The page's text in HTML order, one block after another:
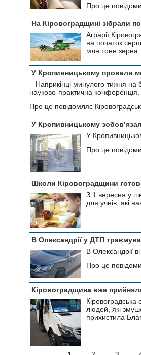
Про це
На Кіровоградщині зібрали
Аграрії
на початок
млн тонн
У Кропивницькому провели
Наприкінці минулого тижня на
науково-практична конференція.
Про це повідомляє
У Кропивницькому
У
Про це
Школи Кіровоградщини
З 1 вересня у
для учнів, які
В Олександрії у ДТП
В Олександрії
Про це
Кіровоградщина вже
людей, які
прихистила